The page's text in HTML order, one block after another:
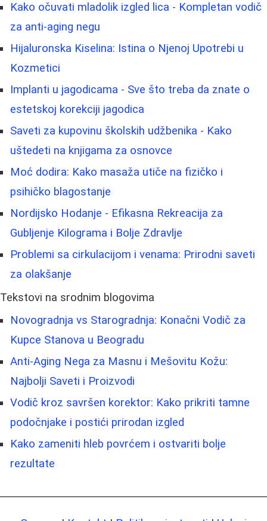
Kako očuvati mladolik izgled lica - Kompletan vodič
za anti-aging negu
Hijaluronska Kiselina: Istina o Njenoj Upotrebi u
Kozmetici
Implanti u jagodicama - Sve što treba da znate o
estetskoj korekciji jagodica
Saveti za kupovinu školskih udžbenika - Kako
uštedeti na knjigama za osnovce
Moć dodira: Kako masaža utiče na fizičko i
psihičko blagostanje
Nordijsko Hodanje - Efikasna Rekreacija za
Gubljenje Kilograma i Bolje Zdravlje
Problemi sa cirkulacijom i venama: Prirodni saveti
za olakšanje
Tekstovi na srodnim blogovima
Novogradnja vs Starogradnja: Konačni Vodič za
Kupce Stanova u Beogradu
Anti-Aging Nega za Masnu i Mešovitu Kožu:
Najbolji Saveti i Proizvodi
Vodič kroz savršen korektor: Kako prikriti tamne
podočnjake i postići prirodan izgled
Kako zameniti hleb povrćem i ostvariti bolje
rezultate